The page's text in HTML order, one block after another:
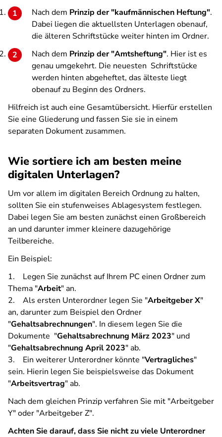
Nach dem Prinzip der "kaufmännischen Heftung".
Dabei liegen die aktuellsten Unterlagen obenauf,
die älteren Schriftstücke weiter hinten im Ordner.
Nach dem Prinzip der "Amtsheftung". Hier ist es
genau umgekehrt. Die neuesten Schriftstücke
werden hinten abgeheftet, das älteste liegt
obenauf zu Beginn des Ordners.
Hilfreich ist auch eine Gesamtübersicht. Hierfür erstellen
Sie eine Gliederung und fassen Sie sie in einem
separaten Dokument zusammen.
Wie sortiere ich am besten meine
digitalen Unterlagen?
Um vor allem im digitalen Bereich Ordnung zu halten,
sollten Sie ein stufenweises Ablagesystem festlegen.
Dabei legen Sie am besten zunächst einen Großbereich
an und darunter immer kleinere dazugehörige
Teilbereiche.
Ein Beispiel:
1. Legen Sie zunächst auf Ihrem PC einen Ordner zum
Thema "Arbeit" an.
2. Als ersten Unterordner legen Sie "Arbeitgeber X"
an, darunter zum Beispiel den Ordner
"Gehaltsabrechnungen". In diesem legen Sie die
Dokumente "Gehaltsabrechnung März 2023" und
"Gehaltsabrechnung April 2023" ab.
3. Ein weiterer Unterordner könnte "Vertragliches"
sein. Hierin legen Sie beispielsweise das Dokument
"Arbeitsvertrag" ab.
Nach dem gleichen Prinzip verfahren Sie mit "Arbeitgeber
Y" oder "Arbeitgeber Z".
Achten Sie darauf, dass Sie nicht zu viele Unterordner